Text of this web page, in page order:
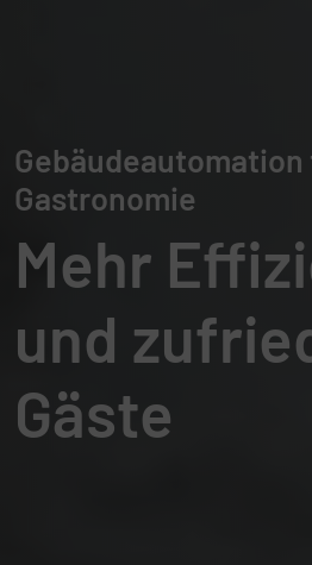
Gebäudeautomation
Gastronomie
Mehr
und
Gäste